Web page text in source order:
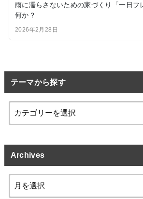
雨に濡らさないための家づくり「一日フ
何か？
2026年2月28日
テーマから探す
Archives